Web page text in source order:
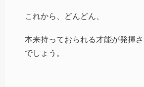
これから、どんどん、
本来持っておられる才能が発揮
でしょう。